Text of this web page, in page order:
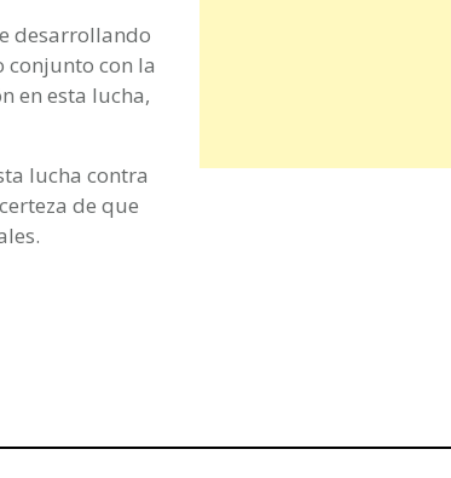
desarrollando
conjunto con la
en esta lucha,
lucha contra
de que